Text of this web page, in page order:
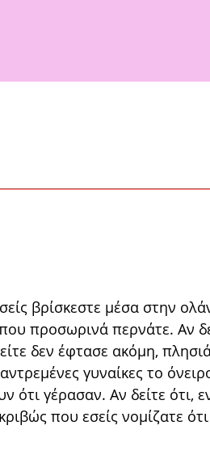
βρίσκεστε μέσα στην
προσωρινά περ­νάτε. Αν
δεν έφτασε ακόμη,
γυναίκες το
γέρασαν. Αν δείτε ότι,
που εσείς νομίζατε